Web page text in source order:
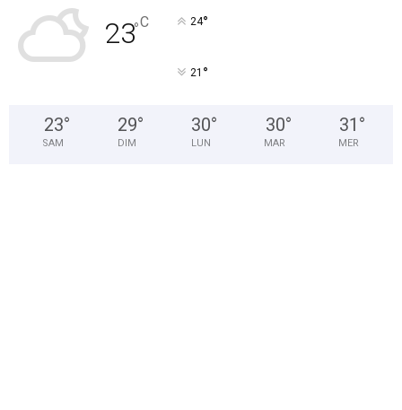
23°C 24°
21 °
23°
SAM
29°
DIM
30°
LUN
30°
MAR
31 °
MER